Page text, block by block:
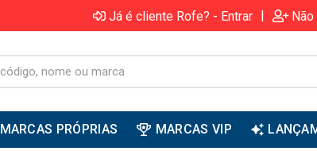
Já é cliente Rofe? - Entrar |
MARCAS PRÓPRIAS MARCAS VIP